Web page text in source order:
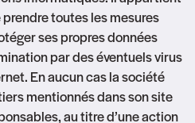
toutes les mesures
ses propres données
par des éventuels virus
En aucun cas la société
mentionnés dans son site
au titre d’une action